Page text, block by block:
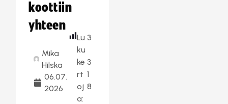
koottiin
yhteen
Mika
Hilska
06.07.
2026
Lu
ku
ke
rt
oj
a:
3
3
1
8